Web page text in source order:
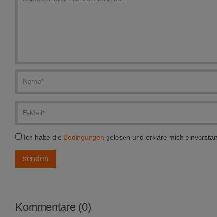
Ich habe die Bedingungen gelesen und erkläre mich
Kommentare (0)